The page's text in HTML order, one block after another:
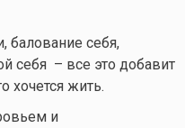
балование себя,
себя – все это добавит
хочется жить.
и